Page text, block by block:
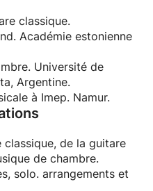
classique.
Académie estonienne
Université de
Argentine.
à Imep. Namur.
classique, de la guitare
de chambre.
solo. arrangements et